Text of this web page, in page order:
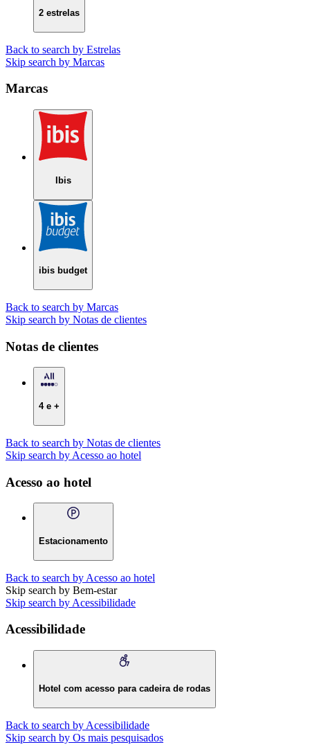
2 estrelas
Back to search by Estrelas
Skip search by Marcas
Marcas
Ibis
ibis budget
Back to search by Marcas
Skip search by Notas de clientes
Notas de clientes
4 e +
Back to search by Notas de clientes
Skip search by Acesso ao hotel
Acesso ao hotel
Estacionamento
Back to search by Acesso ao hotel
Skip search by Bem-estar
Skip search by Acessibilidade
Acessibilidade
Hotel com acesso para cadeira de rodas
Back to search by Acessibilidade
Skip search by Os mais pesquisados